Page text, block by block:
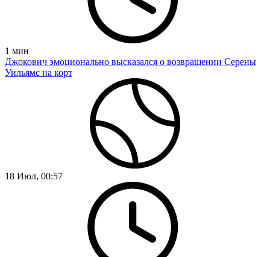
1 мин
Джокович эмоционально высказался о возвращении Серены
Уильямс на корт
18 Июл, 00:57